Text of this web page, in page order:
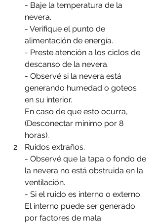
- Baje la temperatura de la
nevera.
- Verifique el punto de
alimentación de energía.
- Preste atención a los ciclos de
descanso de la nevera.
- Observé si la nevera está
generando humedad o goteos
en su interior.
En caso de que esto ocurra,
(Desconectar mínimo por 8
horas).
Ruidos extraños.
- Observé que la tapa o fondo de
la nevera no está obstruida en la
ventilación.
- Si el ruido es interno o externo.
El interno puede ser generado
por factores de mala